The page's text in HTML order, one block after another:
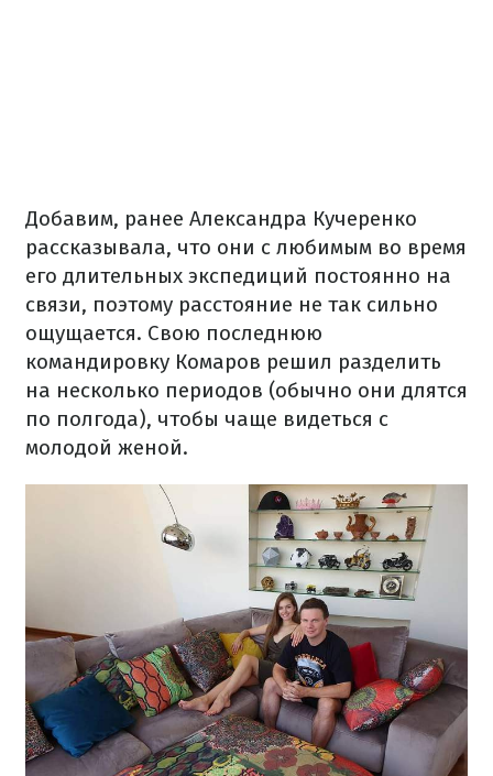
Добавим, ранее Александра Кучеренко
рассказывала, что они с любимым во время
его длительных экспедиций постоянно на
связи, поэтому расстояние не так сильно
ощущается. Свою последнюю
командировку Комаров решил разделить
на несколько периодов (обычно они длятся
по полгода), чтобы чаще видеться с
молодой женой.